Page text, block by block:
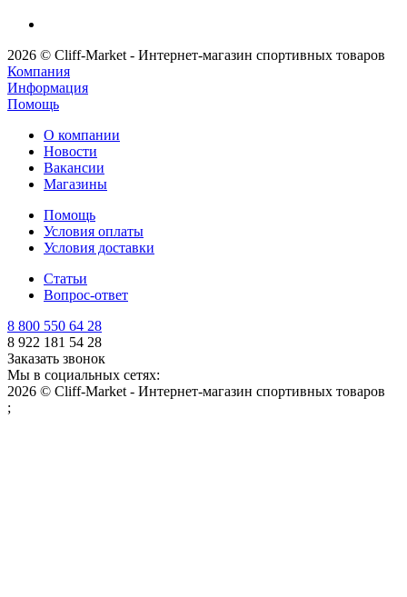
2026 © Cliff-Market - Интернет-магазин спортивных товаров
Компания
Информация
Помощь
О компании
Новости
Вакансии
Магазины
Помощь
Условия оплаты
Условия доставки
Статьи
Вопрос-ответ
8 800 550 64 28
8 922 181 54 28
Заказать звонок
Мы в социальных сетях:
2026 © Cliff-Market - Интернет-магазин спортивных товаров
;